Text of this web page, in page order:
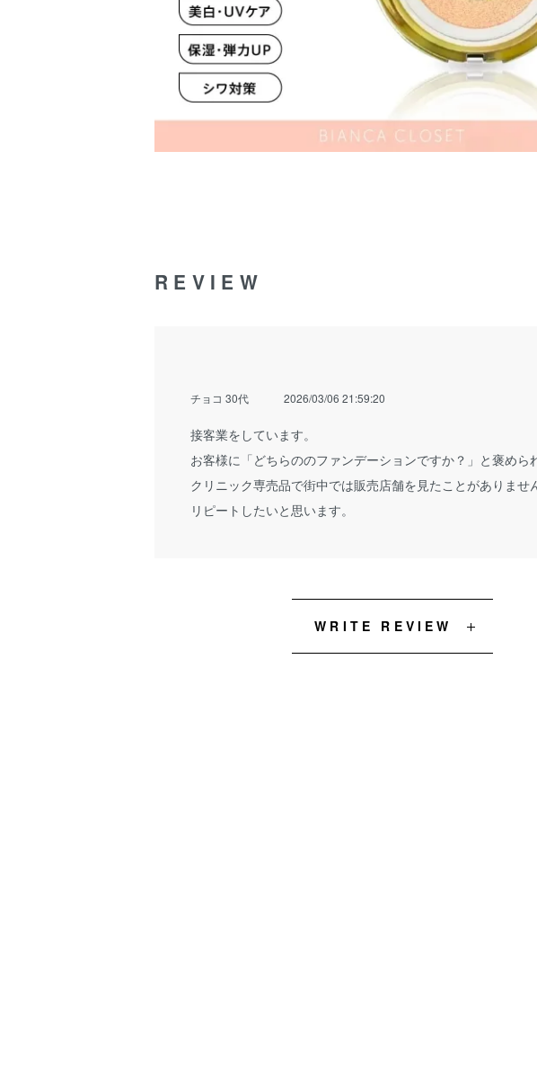
REVIEW
チョコ 30代 2026/03/06 21:59:20
接客業をしています。
お客様に「どちらののファンデーションですか？」と褒めら
クリニック専売品で街中では販売店舗を見たことがありませ
リピートしたいと思います。
WRITE REVIEW